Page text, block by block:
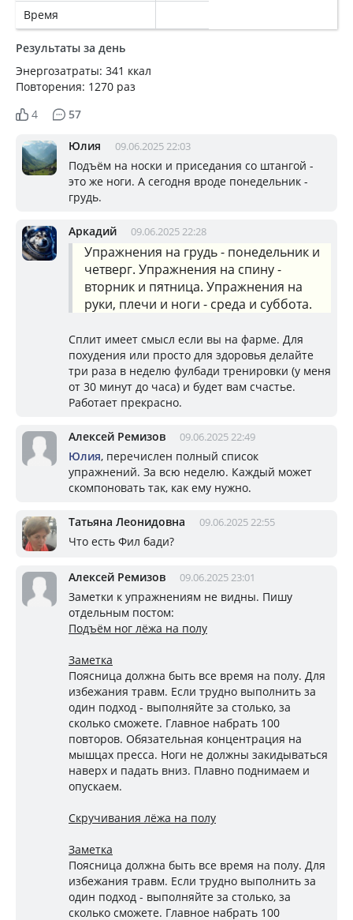
Время
Результаты за день
Энергозатраты: 341 ккал
Повторения: 1270 раз
4
57
Юлия 09.06.2025 22:03
Подъём на носки и приседания со штангой -
это же ноги. А сегодня вроде понедельник -
грудь.
Аркадий 09.06.2025 22:28
Упражнения на грудь - понедельник и
четверг. Упражнения на спину -
вторник и пятница. Упражнения на
руки, плечи и ноги - среда и суббота.
Сплит имеет смысл если вы на фарме. Для
похудения или просто для здоровья делайте
три раза в неделю фулбади тренировки (у меня
от 30 минут до часа) и будет вам счастье.
Работает прекрасно.
Алексей Ремизов 09.06.2025 22:49
Юлия, перечислен полный список
упражнений. За всю неделю. Каждый может
скомпоновать так, как ему нужно.
Татьяна Леонидовна 09.06.2025 22:55
Что есть Фил бади?
Алексей Ремизов 09.06.2025 23:01
Заметки к упражнениям не видны. Пишу
отдельным постом:
Подъём ног лёжа на полу
Заметка
Поясница должна быть все время на полу. Для
избежания травм. Если трудно выполнить за
один подход - выполняйте за столько, за
сколько сможете. Главное набрать 100
повторов. Обязательная концентрация на
мышцах пресса. Ноги не должны закидываться
наверх и падать вниз. Плавно поднимаем и
опускаем.
Скручивания лёжа на полу
Заметка
Поясница должна быть все время на полу. Для
избежания травм. Если трудно выполнить за
один подход - выполняйте за столько, за
сколько сможете. Главное набрать 100